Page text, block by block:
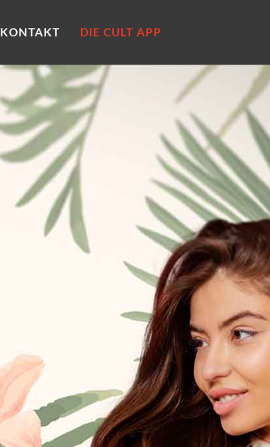
KONTAKT DIE CULT APP